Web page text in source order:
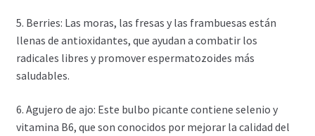
5. Berries: Las moras, las fresas y las frambuesas están
llenas de antioxidantes, que ayudan a combatir los
radicales libres y promover espermatozoides más
saludables.
6. Agujero de ajo: Este bulbo picante contiene selenio y
vitamina B6, que son conocidos por mejorar la calidad del